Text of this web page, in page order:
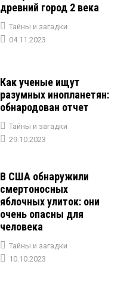
древний город 2 века
Тайны и загадки
04.11.2023
Как ученые ищут
разумных инопланетян:
обнародован отчет
Тайны и загадки
29.10.2023
В США обнаружили
смертоносных
яблочных улиток: они
очень опасны для
человека
Тайны и загадки
10.10.2023